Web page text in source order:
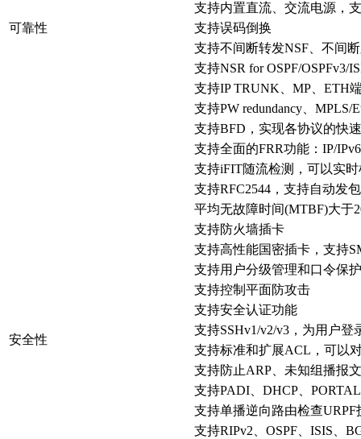
可靠性
支持内置直流、交流电源，
支持误码倒换
支持不间断转发NSF、不间
支持NSR for OSPF/OSPFv3/
支持IP TRUNK、MP、ETH
支持PW redundancy、
支持BFD，实现各协议的快
支持全面的FRR功能：IP/
支持iFIT随流检测，可以实
支持RFC2544，支持自动发
平均无故障时间(MTBF)大于
安全性
支持防火墙插卡
支持高性能国密插卡，支持
支持用户分级管理和口令保
支持控制平面防攻击
支持安全认证功能
支持SSHv1/v2/v3，为用户登
支持标准和扩展ACL，可以
支持防止ARP、未知组播报
支持PADI、DHCP、
支持单播逆向路由检查
支持RIPv2、OSPF、ISIS、